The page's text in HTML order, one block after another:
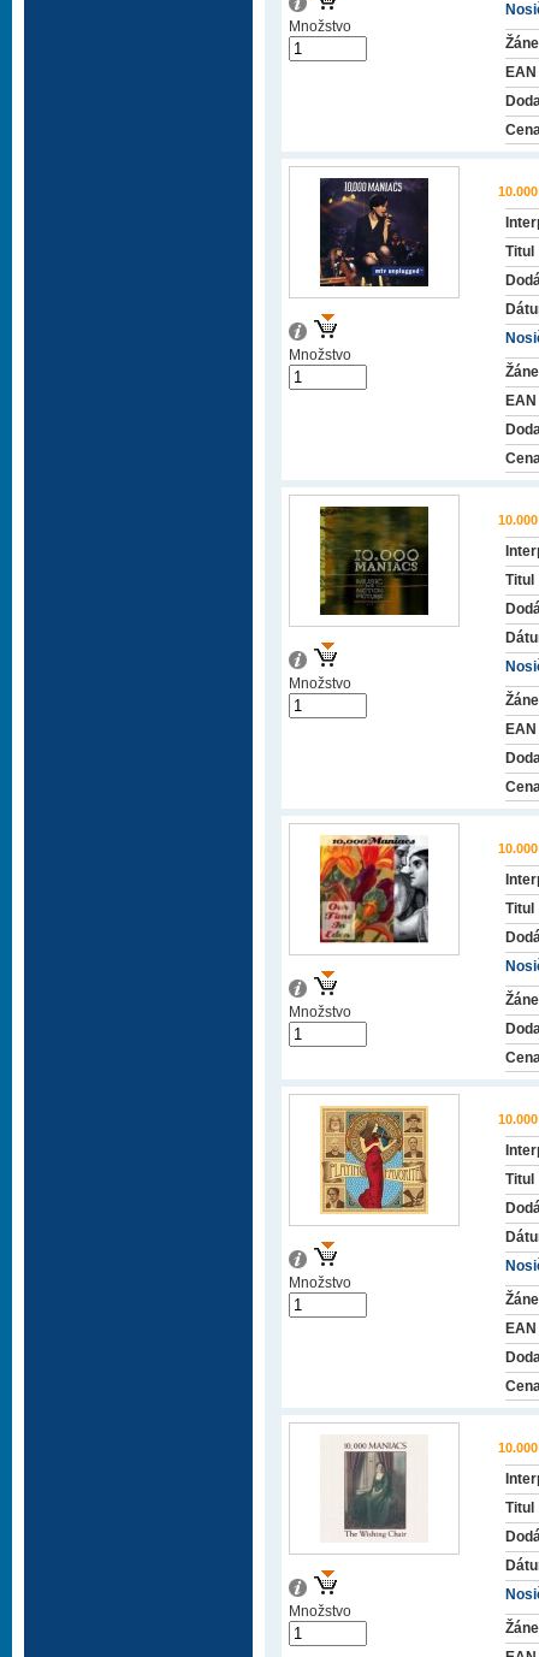
EAN
Množstvo
Titul
EAN
Množstvo
Titul
EAN
Množstvo
Titul
Množstvo
Titul
EAN
Množstvo
Titul
Množstvo